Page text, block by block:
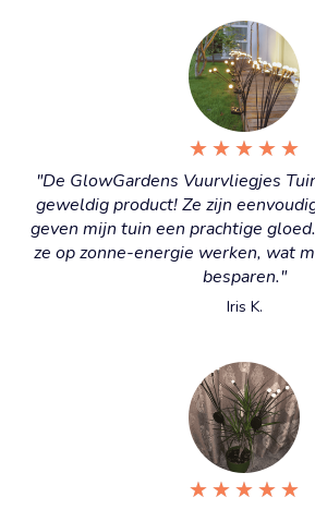
★ ★ ★ ★ ★
"De GlowGardens Vuurvliegjes
geweldig product! Ze zijn
geven mijn tuin een prachtige
ze op zonne-energie werken, wat
besparen."
Iris K.
★ ★ ★ ★ ★